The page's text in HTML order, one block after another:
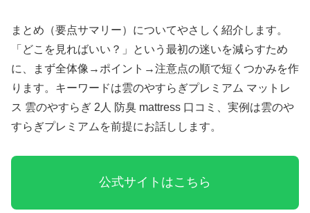
まとめ（要点サマリー）についてやさしく紹介します。
「どこを見ればいい？」という最初の迷いを減らすため
に、まず全体像→ポイント→注意点の順で短くつかみを作
ります。キーワードは雲のやすらぎプレミアム マットレ
ス 雲のやすらぎ 2人 防臭 mattress 口コミ、実例は雲のや
すらぎプレミアムを前提にお話しします。
AIPW-
model=gpt-
公式サイトはこちら